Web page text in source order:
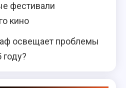
фестивали
кино
освещает проблемы
году?